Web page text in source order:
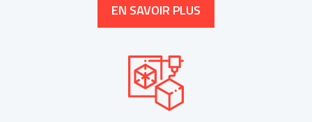
EN SAVOIR PLUS